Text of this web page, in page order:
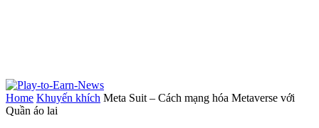
Home Khuyến khích Meta Suit – Cách mạng hóa Metaverse với
Quần áo lai